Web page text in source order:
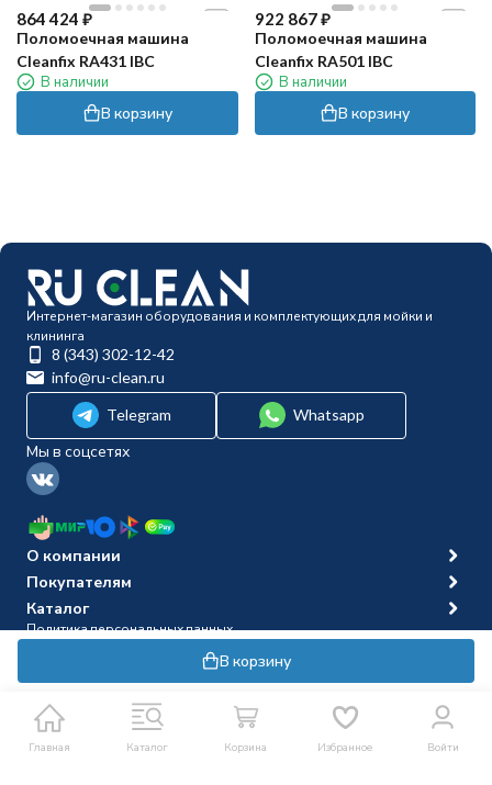
В корзину
864 424 ₽
Поломоечная машина
Cleanfix RA431 IBC
В наличии
В корзину
922 867₽
Поломоечная машина
Cleanfix RA501 IBC
В наличии
В корзину
Главная Каталог Корзина Избранное Войти
Интернет-магазин оборудования и комплектующих для мойки и
клининга
8 (343) 302-12-42
info@ru-clean.ru
Telegram
Whatsapp
Мы в соцсетях
О компании
Покупателям
Каталог
Политика персональных данных